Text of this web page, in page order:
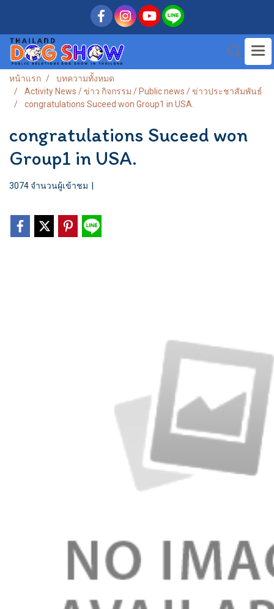
หน้าแรก
บทความทั้งหมด
Activity News / ข่าว กิจกรรม / Public news / ข่าวประชาสัมพันธ์
congratulations Suceed won Group1 in USA.
congratulations Suceed won
Group1 in USA.
3074 จำนวนผู้เข้าชม